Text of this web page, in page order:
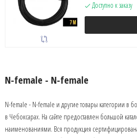
Доступно к заказу
N-female - N-female
N-female - N-female и другие товары категории в
в Чебоксарах. На сайте предоставлен большой
наименованиями. Вся продукция